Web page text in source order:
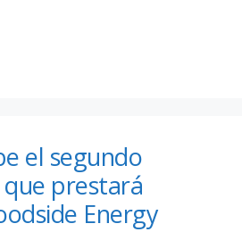
el segundo
prestará
Energy